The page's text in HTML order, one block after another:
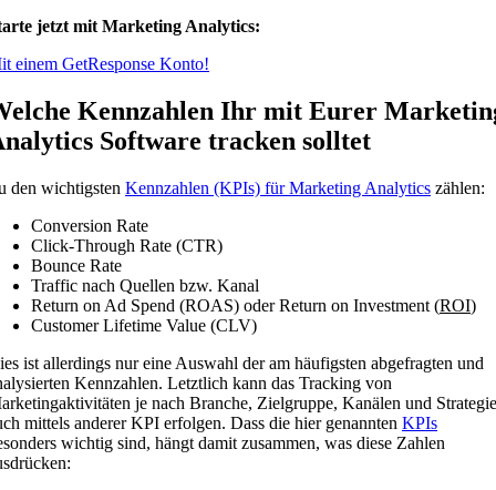
jetzt mit Marketing Analytics:
einem GetResponse Konto!
Kennzahlen Ihr mit Eurer
Software tracken solltet
den wichtigsten Kennzahlen (KPIs) für Marketing Analytics zählen:
Conversion Rate
Click-Through Rate (CTR)
Bounce Rate
Traffic nach Quellen bzw. Kanal
Return on Ad Spend (ROAS) oder Return on Investment (ROI)
Customer Lifetime Value (CLV)
ist allerdings nur eine Auswahl der am häufigsten abgefragten und
Kennzahlen. Letztlich kann das Tracking von
je nach Branche, Zielgruppe, Kanälen und
mittels anderer KPI erfolgen. Dass die hier genannten KPIs
wichtig sind, hängt damit zusammen, was diese Zahlen